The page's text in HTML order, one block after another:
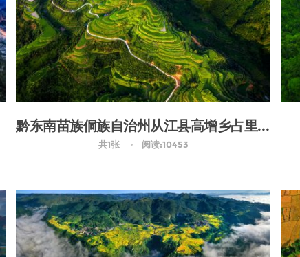
黔东南苗族侗族自治州从江县高增乡占里侗寨
共1张 阅读:10453